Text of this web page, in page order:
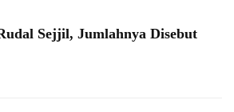
Sejjil, Jumlahnya Disebut